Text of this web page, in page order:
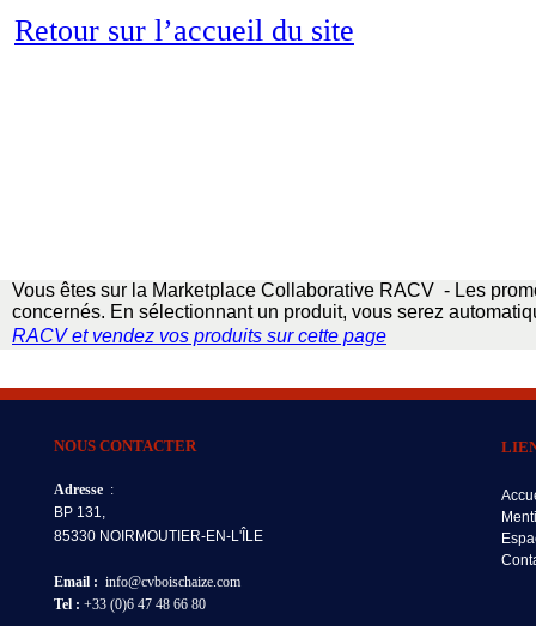
Retour sur l’accueil du site
Vous êtes sur la Marketplace Collaborative RACV - Les
concernés. En sélectionnant un produit, vous serez
RACVet vendez vos produits sur cette page
NOUS CONTACTER
Adresse :
BP 131,
85330 NOIRMOUTIER-EN-L'ÎLE
Email : info@cvboischaize.com
Tel : +33 (0)6 47 48 66 80